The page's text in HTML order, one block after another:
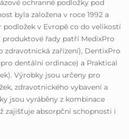
ochranné podložky pod
byla založena v roce 1992 a
podložek v Evropě co do velikostí
produktové řady patří MedixPro
zdravotnická zařízení), DentixPro
dentální ordinace) a Praktical
Výrobky jsou určeny pro
zdravotnického vybavení a
jsou vyráběny z kombinace
zajišťuje absorpční schopnosti i